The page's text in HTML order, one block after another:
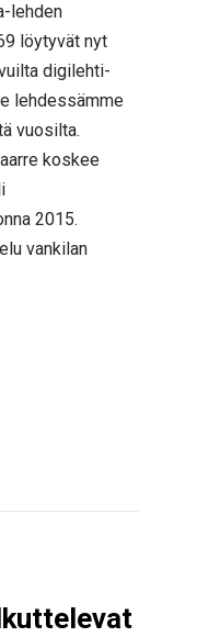
lehden
löytyvät nyt
digilehti-
lehdessämme
vuosilta.
koskee
2015.
vankilan